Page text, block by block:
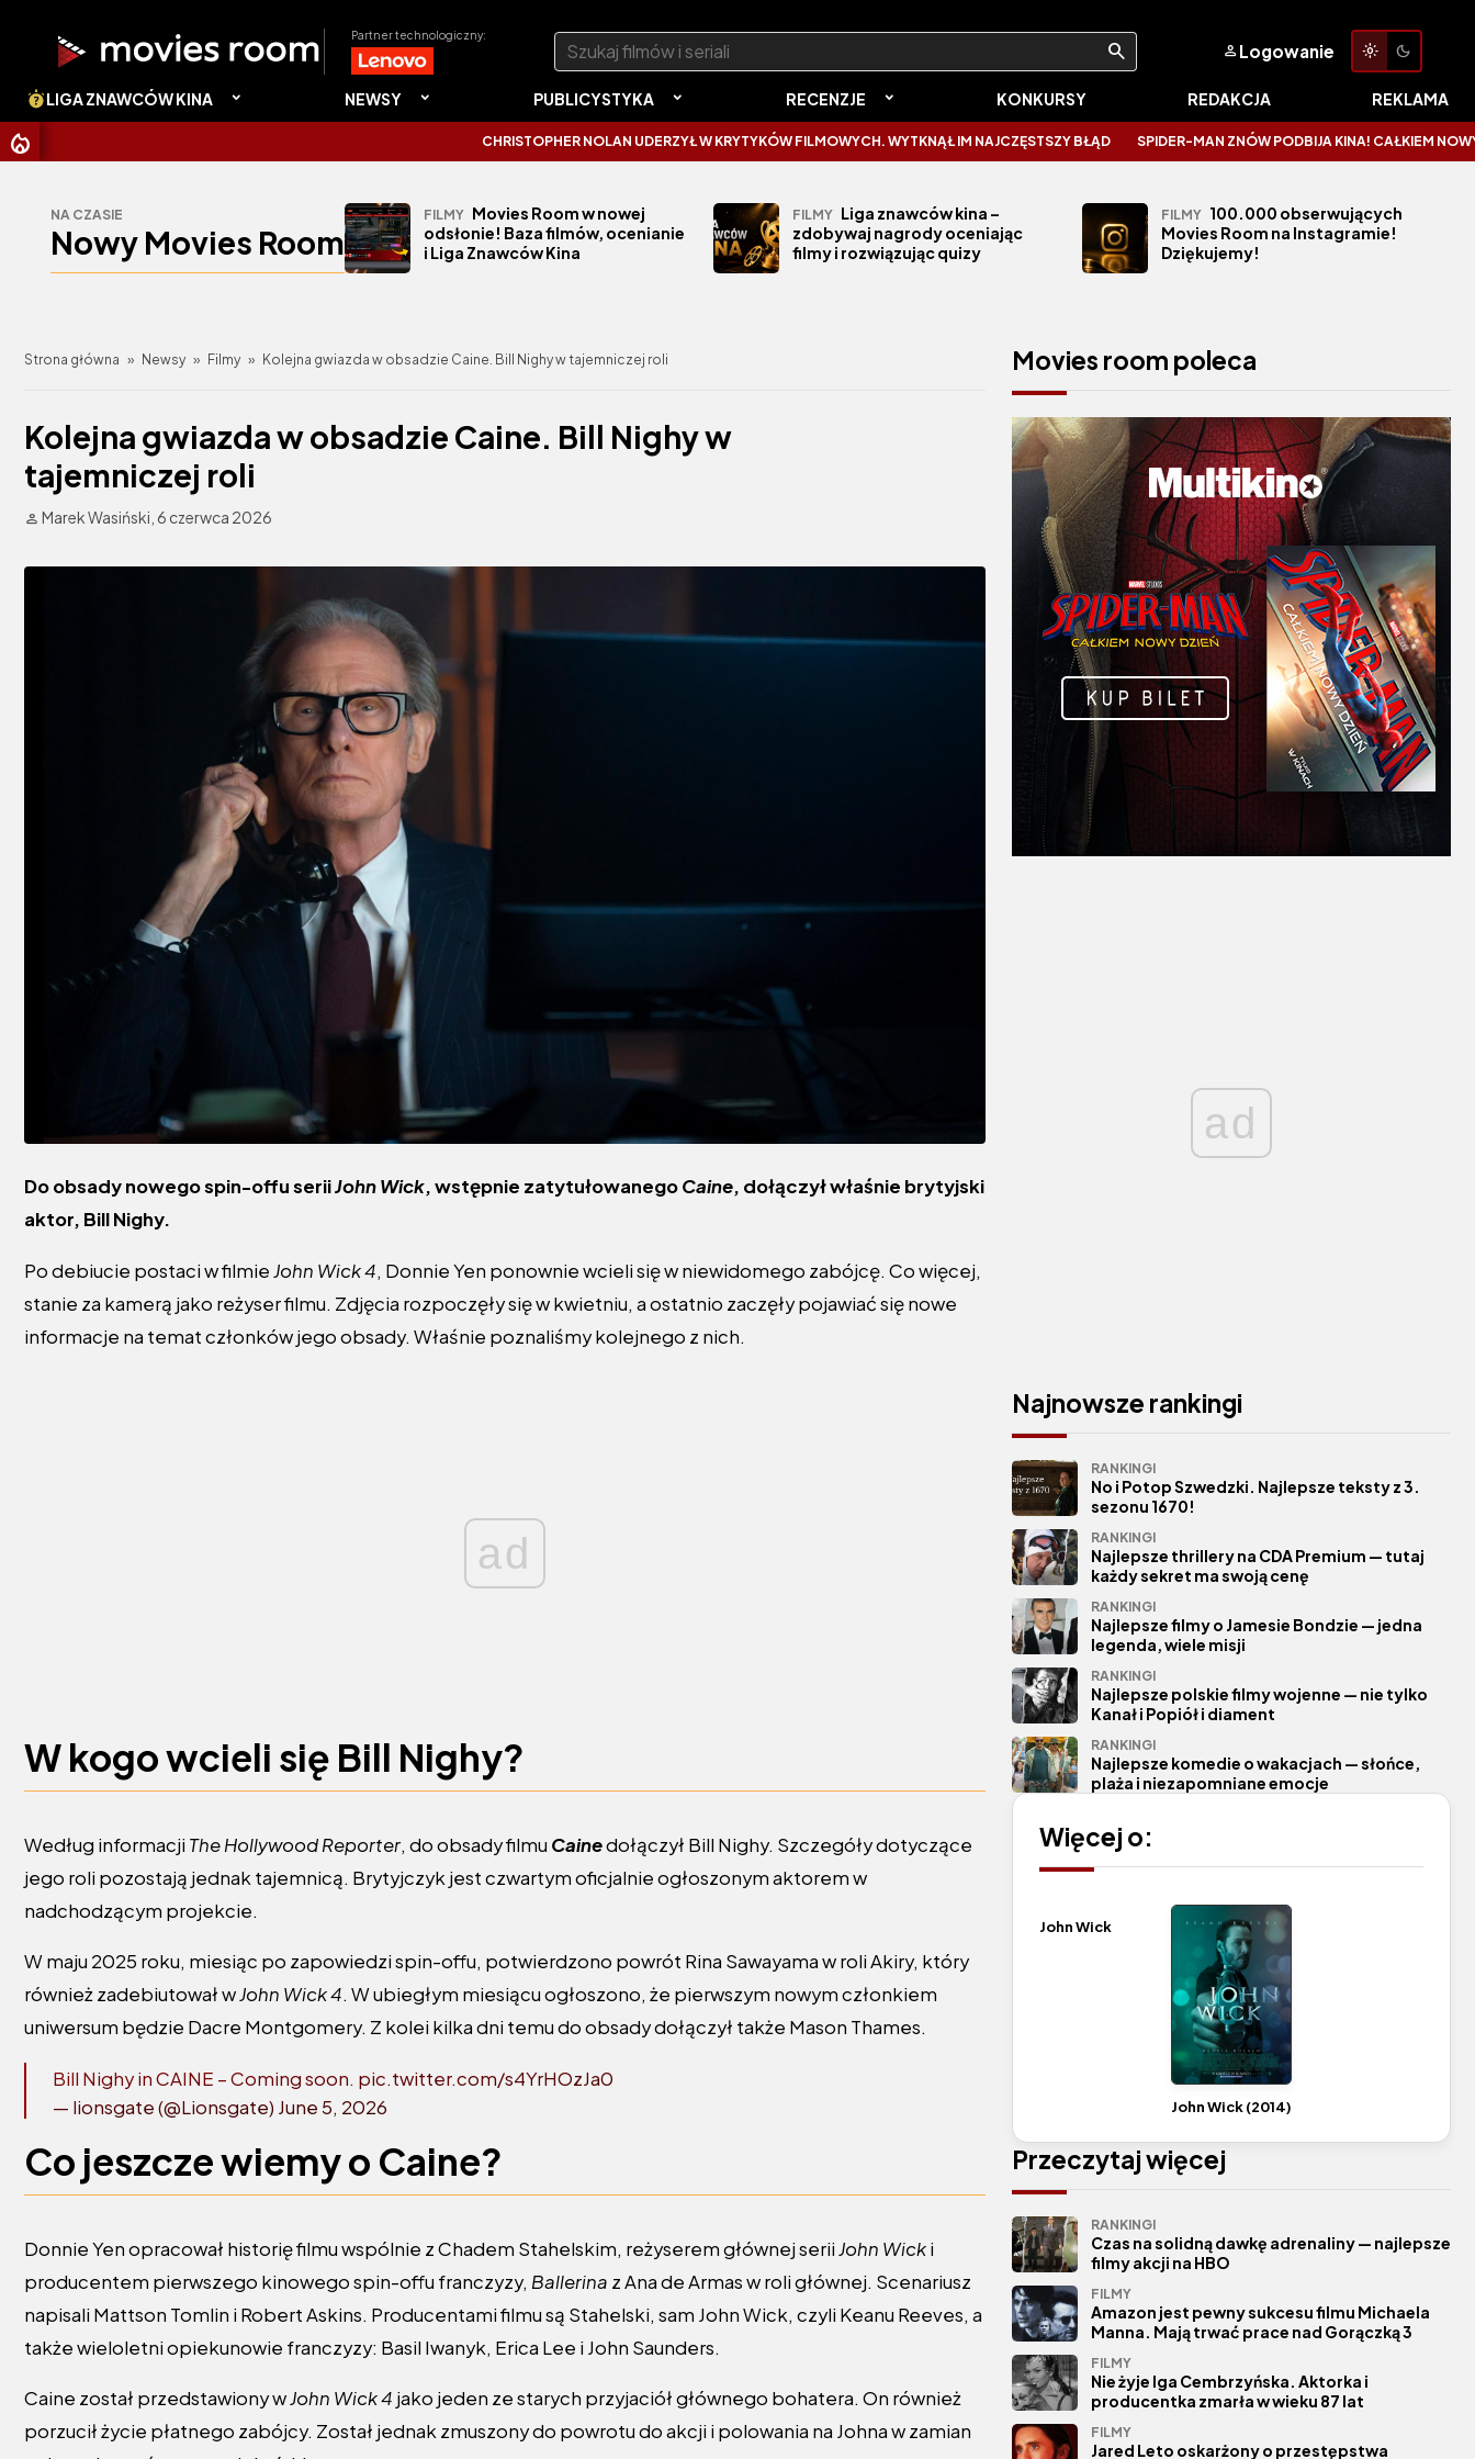
Partner technologiczny: Szukaj:
Logowanie
LIGA ZNAWCÓW KINA NEWSY PUBLICYSTYKA RECENZJE KONKURSY REDAKCJA REKLAMA
CHRISTOPHER NOLAN UDERZYŁ W KRYTYKÓW FILMOWYCH. WYTKNĄŁ IM NAJCZĘSTSZY BŁĄD SPIDER-MAN ZNÓW PODBIJA KINA! CAŁKIEM NOWY DZIEŃ
NA CZASIE
Nowy Movies Room
FILMY Movies Room w nowej
odsłonie! Baza filmów, ocenianie
i Liga Znawców Kina
FILMY Liga znawców kina –
zdobywaj nagrody oceniając
filmy i rozwiązując quizy
FILMY 100.000 obserwujących
Movies Room na Instagramie!
Dziękujemy!
Strona główna » Newsy » Filmy » Kolejna gwiazda w obsadzie Caine. Bill Nighy w tajemniczej roli
Kolejna gwiazda w obsadzie Caine. Bill Nighy w
tajemniczej roli
Marek Wasiński, 6 czerwca 2026
Do obsady nowego spin-offu seriiJohn Wick, wstępnie zatytułowanegoCaine, dołączył właśnie brytyjski
aktor, Bill Nighy.
Po debiucie postaci w filmieJohn Wick 4, Donnie Yen ponownie wcieli się w niewidomego zabójcę. Co więcej,
stanie za kamerą jako reżyser filmu. Zdjęcia rozpoczęły się w kwietniu, a ostatnio zaczęły pojawiać się nowe
informacje na temat członków jego obsady. Właśnie poznaliśmy kolejnego z nich.
ad
W kogo wcieli się Bill Nighy?
Według informacji The Hollywood Reporter, do obsady filmu Cainedołączył Bill Nighy. Szczegóły dotyczące
jego roli pozostają jednak tajemnicą. Brytyjczyk jest czwartym oficjalnie ogłoszonym aktorem w
nadchodzącym projekcie.
W maju 2025 roku, miesiąc po zapowiedzi spin-offu, potwierdzono powrót Rina Sawayama w roli Akiry, który
również zadebiutował wJohn Wick 4. W ubiegłym miesiącu ogłoszono, że pierwszym nowym członkiem
uniwersum będzie Dacre Montgomery. Z kolei kilka dni temu do obsady dołączył także Mason Thames.
Bill Nighy in CAINE – Coming soon. pic.twitter.com/s4YrHOzJa0
— lionsgate (@Lionsgate) June 5, 2026
Co jeszcze wiemy o Caine?
Donnie Yen opracował historię filmu wspólnie z Chadem Stahelskim, reżyserem głównej seriiJohn Wicki
producentem pierwszego kinowego spin-offu franczyzy, Ballerina z Ana de Armas w roli głównej. Scenariusz
napisali Mattson Tomlin i Robert Askins. Producentami filmu są Stahelski, sam John Wick, czyli Keanu Reeves, a
także wieloletni opiekunowie franczyzy: Basil Iwanyk, Erica Lee i John Saunders.
Caine został przedstawiony wJohn Wick 4 jako jeden ze starych przyjaciół głównego bohatera. On również
porzucił życie płatnego zabójcy. Został jednak zmuszony do powrotu do akcji i polowania na Johna w zamian
Movies room poleca
ad
Najnowsze rankingi
RANKINGI
No i Potop Szwedzki. Najlepsze teksty z 3.
sezonu 1670!
RANKINGI
Najlepsze thrillery na CDA Premium — tutaj
każdy sekret ma swoją cenę
RANKINGI
Najlepsze filmy o Jamesie Bondzie — jedna
legenda, wiele misji
RANKINGI
Najlepsze polskie filmy wojenne — nie tylko
Kanał i Popiół i diament
RANKINGI
Najlepsze komedie o wakacjach — słońce,
plaża i niezapomniane emocje
Więcej o:
John Wick
John Wick (2014)
Przeczytaj więcej
RANKINGI
Czas na solidną dawkę adrenaliny — najlepsze
filmy akcji na HBO
FILMY
Amazon jest pewny sukcesu filmu Michaela
Manna. Mają trwać prace nad Gorączką 3
FILMY
Nie żyje Iga Cembrzyńska. Aktorka i
producentka zmarła w wieku 87 lat
FILMY
Jared Leto oskarżony o przestępstwa